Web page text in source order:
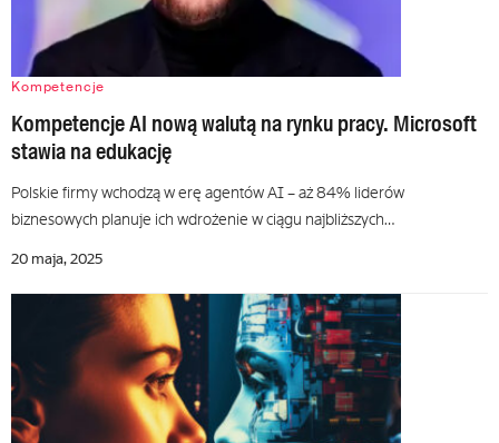
Kompetencje
Kompetencje AI nową walutą na rynku pracy. Microsoft
stawia na edukację
Polskie firmy wchodzą w erę agentów AI – aż 84% liderów
biznesowych planuje ich wdrożenie w ciągu najbliższych…
20 maja, 2025